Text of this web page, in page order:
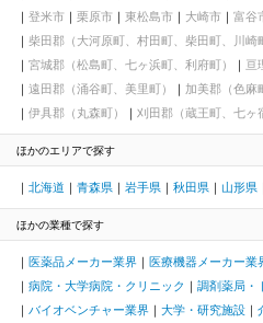
登米市
栗原市 東松島市 大崎市 富谷
柴田郡（大河原町、村田町、柴田町、川崎
宮城郡（松島町、七ヶ浜町、利府町）
亘
遠田郡（涌谷町、美里町）
加美郡（色麻
伊具郡（丸森町）
刈田郡（蔵王町、七ヶ
ほかのエリアで探す
北海道 青森県 岩手県 秋田県 山形県
ほかの業種で探す
医薬品メーカー業界 医療機器メーカー業
病院・大学病院・クリニック
調剤薬局・
バイオベンチャー業界
大学・研究施設